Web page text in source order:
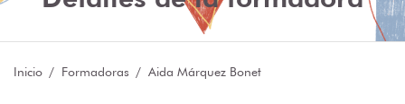
Inicio Formadoras Aida Márquez Bonet